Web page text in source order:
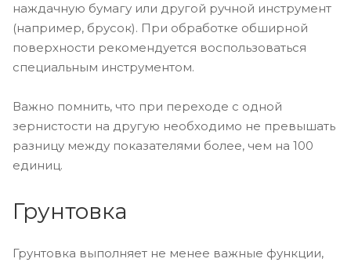
наждачную бумагу или другой ручной инструмент
(например, брусок). При обработке обширной
поверхности рекомендуется воспользоваться
специальным инструментом.
Важно помнить, что при переходе с одной
зернистости на другую необходимо не превышать
разницу между показателями более, чем на 100
единиц.
Грунтовка
Грунтовка выполняет не менее важные функции,